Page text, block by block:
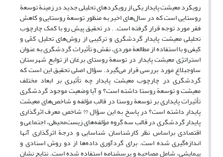
رویکرد معیشت پایدار یکی از رویکردهای تحلیلی جدید در زمینة توسعة
روستایی است که در سال‌های اخیر به منظور توسعة روستایی و کاهش
فقر مورد توجه قرار گرفته است. . در تحقیق پیشِ رو با کمک چارچوب
تحلیلی معیشت پایدار گردشگری و ترکیبی از روش‌های تحلیل کمّی و
کیفی و با استفاده از مطالعة موردی، نقش و تأثیرات گردشگری به عنوان
استراتژی معیشت پایدار در توسعة روستای برغان از توابع شهرستان
ساوجبلاغ مورد بررسی قرار می‌گیرد. سؤال اصلی تحقیق این است که
گردشگری در چارچوب معیشت پایدار چه تأثیری بر ابعاد مختلف
معیشت و توسعة روستا داشته است؟ و آیا وضعیت موجود گردشگری
تأثیرات پایداری بر توسعة روستا در قالب مؤلفه و شاخص‌های معیشت
پایدار داشته است؟ در پاسخ به این سؤال ?? شاخص معرف اثرگذاری
پایدار گردشگری در قالب سه گروه مؤلفه‌های زیست‌محیطی، اجتماعی و
اقتصادی براساس نظر کارشناسان شناسایی و درجة اثرگذاری آنها
اندازه‌گیری شده است. برای گردآوری داده‌ها از دو روش اسنادی و
پیمایشی، شامل مصاحبه و پرسشنامه استفاده شده است. نتایج نشان